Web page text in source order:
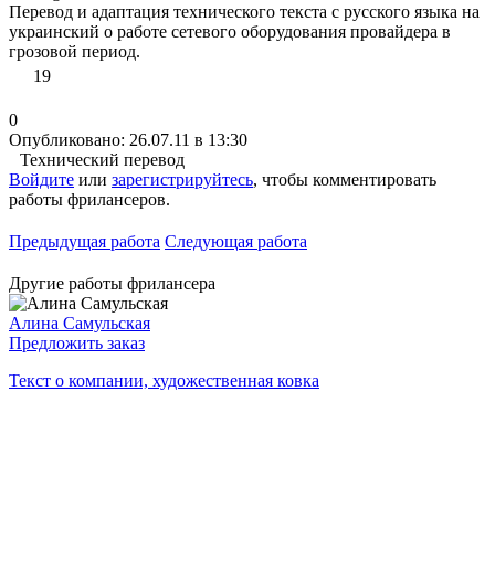
Перевод и адаптация технического текста с русского языка на
украинский о работе сетевого оборудования провайдера в
грозовой период.
19
0
Опубликовано: 26.07.11 в 13:30
Технический перевод
Войдите или зарегистрируйтесь, чтобы комментировать
работы фрилансеров.
Предыдущая работа Следующая работа
Другие работы фрилансера
Алина Самульская
Предложить заказ
Текст о компании, художественная ковка